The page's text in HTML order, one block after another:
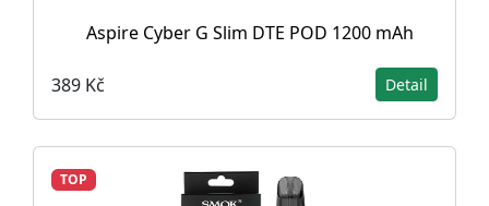
Aspire Cyber G Slim DTE POD 1200 mAh
389 Kč Detail
TOP